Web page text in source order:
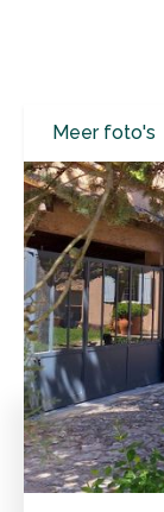
Charmante
Meer foto's